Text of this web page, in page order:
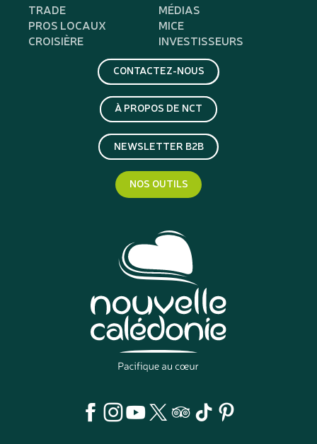
TRADE
MÉDIAS
PROS LOCAUX
MICE
CROISIÈRE
INVESTISSEURS
CONTACTEZ-NOUS
À PROPOS DE NCT
NEWSLETTER B2B
NOS OUTILS